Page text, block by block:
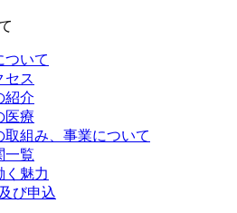
ついて
セス
紹介
医療
取組み、事業について
一覧
く魅力
び申込